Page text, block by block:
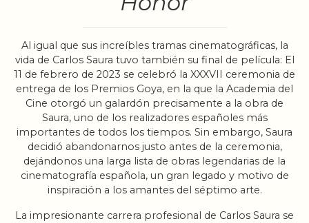
Al igual que sus increíbles tramas cinematográficas, la
vida de Carlos Saura tuvo también su final de película: El
11 de febrero de 2023 se celebró la XXXVII ceremonia de
entrega de los Premios Goya, en la que la Academia del
Cine otorgó un galardón precisamente a la obra de
Saura, uno de los realizadores españoles más
importantes de todos los tiempos. Sin embargo, Saura
decidió abandonarnos justo antes de la ceremonia,
dejándonos una larga lista de obras legendarias de la
cinematografía española, un gran legado y motivo de
inspiración a los amantes del séptimo arte.
La impresionante carrera profesional de Carlos Saura se